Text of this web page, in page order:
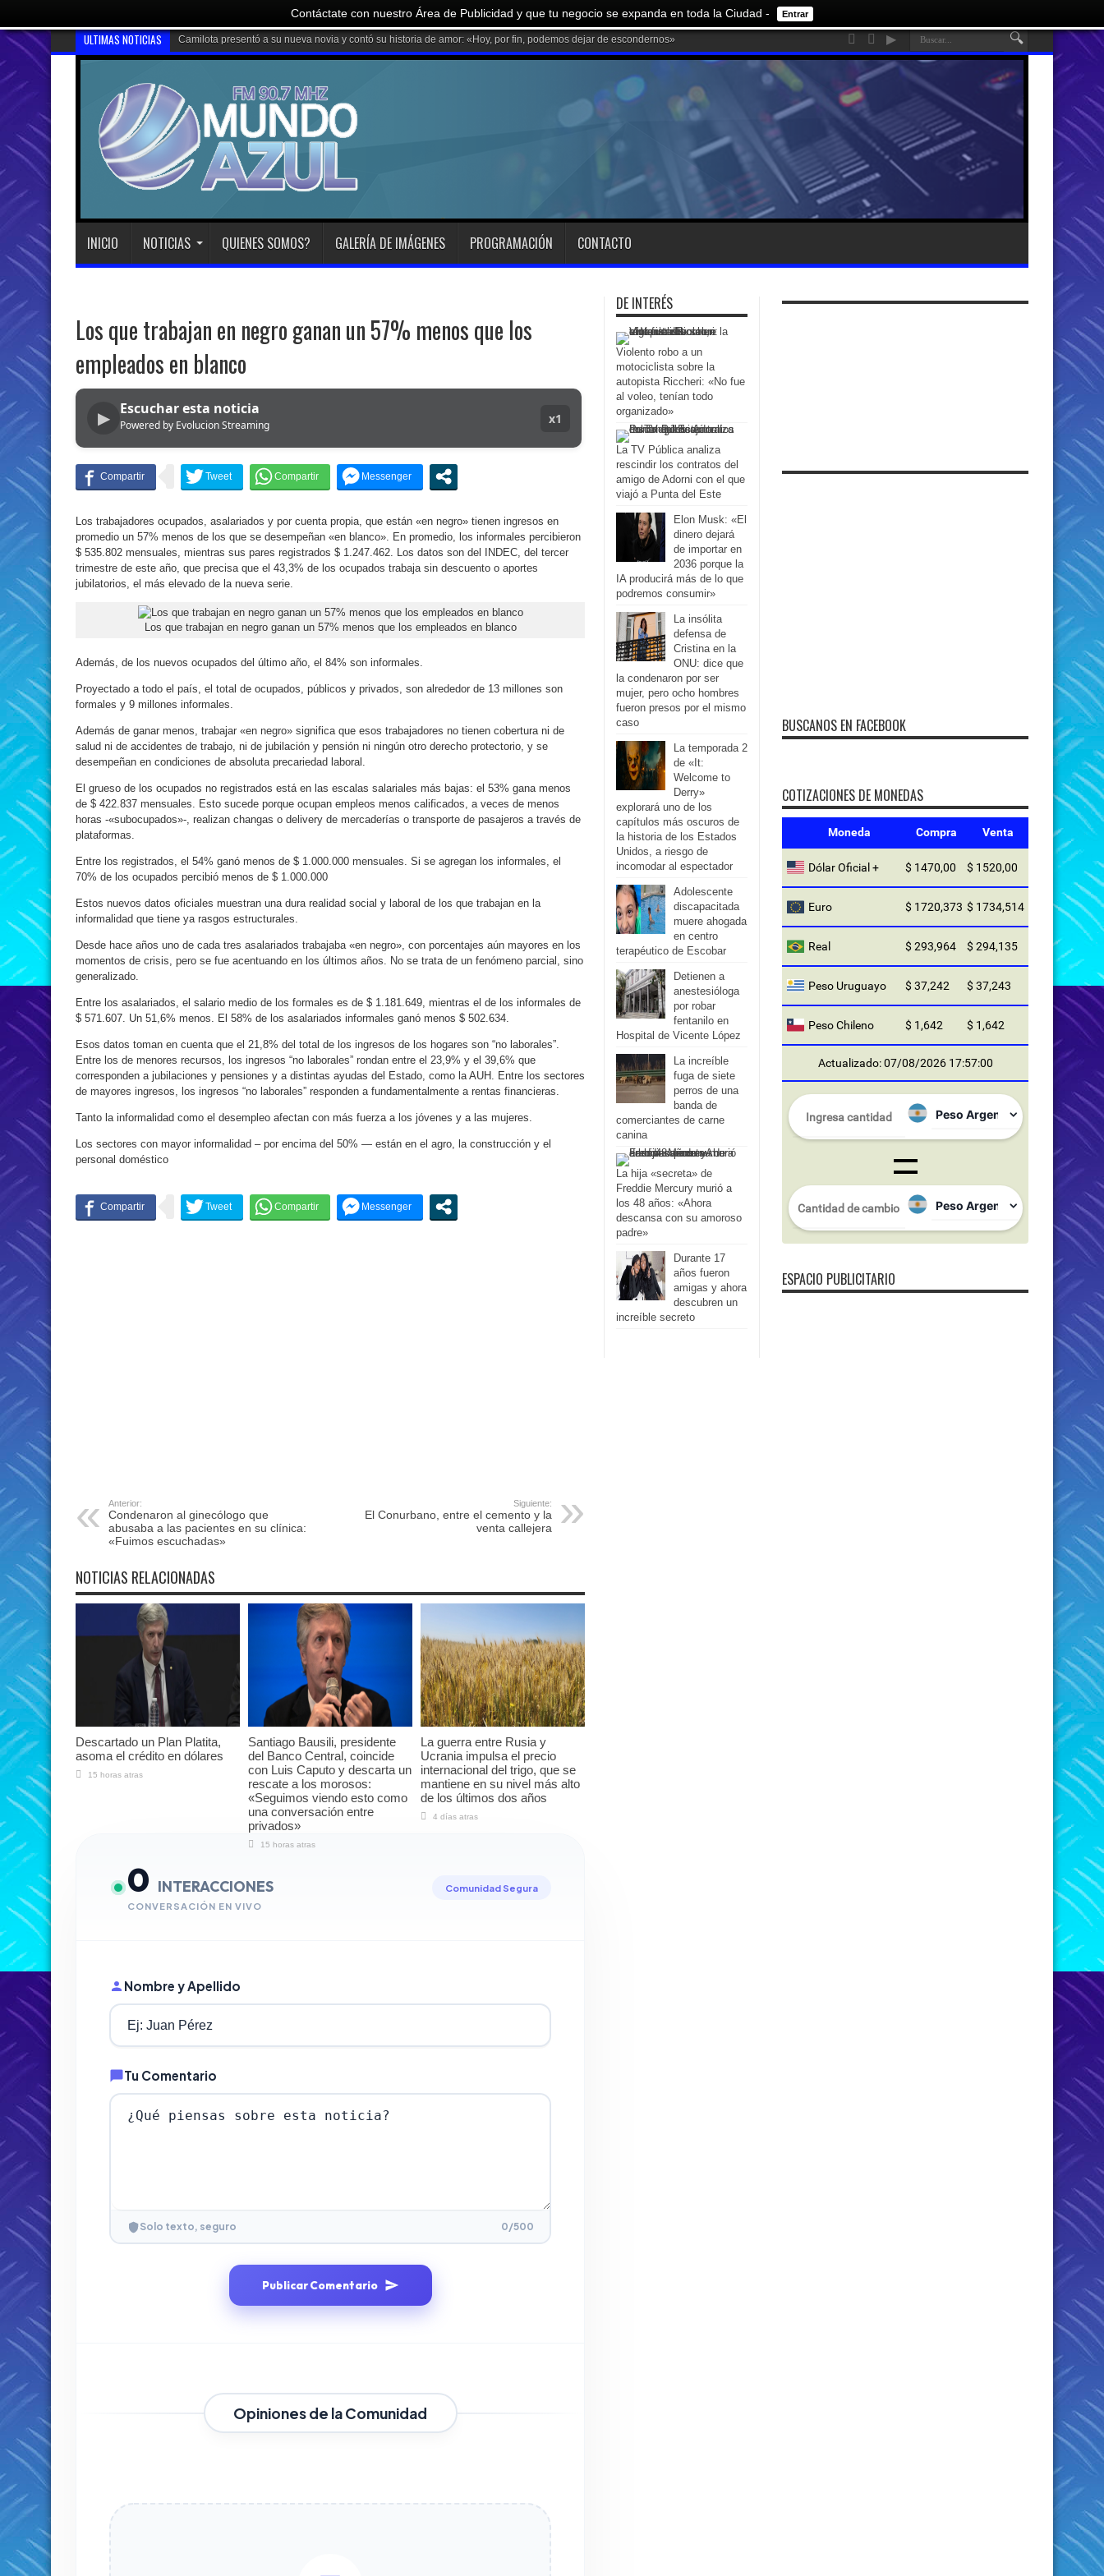
Contáctate con nuestro Área de Publicidad y que tu negocio se expanda en toda la Ciudad - Entrar
ULTIMAS NOTICIAS Franco
INICIO NOTICIAS QUIENES SOMOS? GALERÍA DE IMÁGENES PROGRAMACIÓN CONTACTO
Los que trabajan en negro ganan un 57% menos que los
empleados en blanco
▶
Escuchar esta noticia
Powered by Evolucion Streaming x1
Los trabajadores ocupados, asalariados y por cuenta propia, que están «en negro» tienen ingresos en
promedio un 57% menos de los que se desempeñan «en blanco». En promedio, los informales percibieron
$ 535.802 mensuales, mientras sus pares registrados $ 1.247.462. Los datos son del INDEC, del tercer
trimestre de este año, que precisa que el 43,3% de los ocupados trabaja sin descuento o aportes
jubilatorios, el más elevado de la nueva serie.
Los que trabajan en negro ganan un 57% menos que los empleados en blanco
Además, de los nuevos ocupados del último año, el 84% son informales.
Proyectado a todo el país, el total de ocupados, públicos y privados, son alrededor de 13 millones son
formales y 9 millones informales.
Además de ganar menos, trabajar «en negro» significa que esos trabajadores no tienen cobertura ni de
salud ni de accidentes de trabajo, ni de jubilación y pensión ni ningún otro derecho protectorio, y se
desempeñan en condiciones de absoluta precariedad laboral.
El grueso de los ocupados no registrados está en las escalas salariales más bajas: el 53% gana menos
de $ 422.837 mensuales. Esto sucede porque ocupan empleos menos calificados, a veces de menos
horas -«subocupados»-, realizan changas o delivery de mercaderías o transporte de pasajeros a través de
plataformas.
Entre los registrados, el 54% ganó menos de $ 1.000.000 mensuales. Si se agregan los informales, el
70% de los ocupados percibió menos de $ 1.000.000
Estos nuevos datos oficiales muestran una dura realidad social y laboral de los que trabajan en la
informalidad que tiene ya rasgos estructurales.
Desde hace años uno de cada tres asalariados trabajaba «en negro», con porcentajes aún mayores en los
momentos de crisis, pero se fue acentuando en los últimos años. No se trata de un fenómeno parcial, sino
generalizado.
Entre los asalariados, el salario medio de los formales es de $ 1.181.649, mientras el de los informales de
$ 571.607. Un 51,6% menos. El 58% de los asalariados informales ganó menos $ 502.634.
Esos datos toman en cuenta que el 21,8% del total de los ingresos de los hogares son “no laborales”.
Entre los de menores recursos, los ingresos “no laborales” rondan entre el 23,9% y el 39,6% que
corresponden a jubilaciones y pensiones y a distintas ayudas del Estado, como la AUH. Entre los sectores
de mayores ingresos, los ingresos “no laborales” responden a fundamentalmente a rentas financieras.
Tanto la informalidad como el desempleo afectan con más fuerza a los jóvenes y a las mujeres.
Los sectores con mayor informalidad – por encima del 50% — están en el agro, la construcción y el
personal doméstico
Anterior:
Condenaron al ginecólogo que
abusaba a las pacientes en su clínica:
«Fuimos escuchadas»
Siguiente:
El Conurbano, entre el cemento y la
venta callejera
NOTICIAS RELACIONADAS
Descartado un Plan Platita,
asoma el crédito en dólares
15 horas atras
Santiago Bausili, presidente
del Banco Central, coincide
con Luis Caputo y descarta un
rescate a los morosos:
«Seguimos viendo esto como
una conversación entre
privados»
15 horas atras
La guerra entre Rusia y
Ucrania impulsa el precio
internacional del trigo, que se
mantiene en su nivel más alto
de los últimos dos años
4 días atras
0 INTERACCIONES
CONVERSACIÓN EN VIVO
Comunidad Segura
Nombre y Apellido
Tu Comentario
Solo texto, seguro 0/500
Publicar Comentario
Opiniones de la Comunidad
DE INTERÉS
Violento robo a un
motociclista sobre la
autopista Riccheri: «No fue
al voleo, tenían todo
organizado»
La TV Pública analiza
rescindir los contratos del
amigo de Adorni con el que
viajó a Punta del Este
Elon Musk: «El
dinero dejará
de importar en
2036 porque la
IA producirá más de lo que
podremos consumir»
La insólita
defensa de
Cristina en la
ONU: dice que
la condenaron por ser
mujer, pero ocho hombres
fueron presos por el mismo
caso
La temporada 2
de «It:
Welcome to
Derry»
explorará uno de los
capítulos más oscuros de
la historia de los Estados
Unidos, a riesgo de
incomodar al espectador
Adolescente
discapacitada
muere ahogada
en centro
terapéutico de Escobar
Detienen a
anestesióloga
por robar
fentanilo en
Hospital de Vicente López
La increíble
fuga de siete
perros de una
banda de
comerciantes de carne
canina
La hija «secreta» de
Freddie Mercury murió a
los 48 años: «Ahora
descansa con su amoroso
padre»
Durante 17
años fueron
amigas y ahora
descubren un
increíble secreto
BUSCANOS EN FACEBOOK
COTIZACIONES DE MONEDAS
Moneda Compra Venta
Dólar Oficial + $ 1470,00 $ 1520,00
Euro $ 1720,373 $ 1734,514
Real $ 293,964 $ 294,135
Peso Uruguayo $ 37,242 $ 37,243
Peso Chileno $ 1,642 $ 1,642
Actualizado: 07/08/2026 17:57:00
ESPACIO PUBLICITARIO